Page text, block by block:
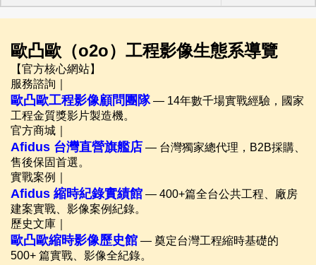
歐凸歐（o2o）工程影像生態系導覽
【官方核心網站】
服務諮詢｜
歐凸歐工程影像顧問團隊— 14年數千場實戰經驗，國家
工程金質獎影片製造機。
官方商城｜
Afidus 台灣直營旗艦店 — 台灣獨家總代理，B2B採購、
售後保固首選。
實戰案例｜
Afidus 縮時紀錄實績館 — 400+篇全台公共工程、廠房
建案實戰、影像案例紀錄。
歷史文庫｜
歐凸歐縮時影像歷史館 — 奠定台灣工程縮時基礎的
500+ 篇實戰、影像全紀錄。